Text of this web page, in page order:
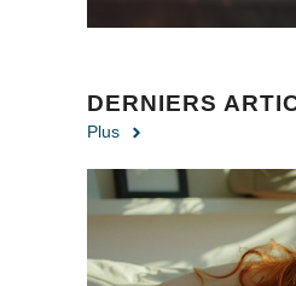
DERNIERS
Plus